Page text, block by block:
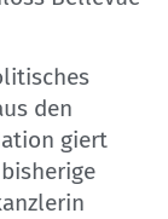
den
giert